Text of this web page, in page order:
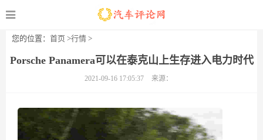
您的位置： 首页 >行情 >
Porsche Panamera可以在泰克山上生存进入电力时代
2021-09-16 17:05:37 来源：